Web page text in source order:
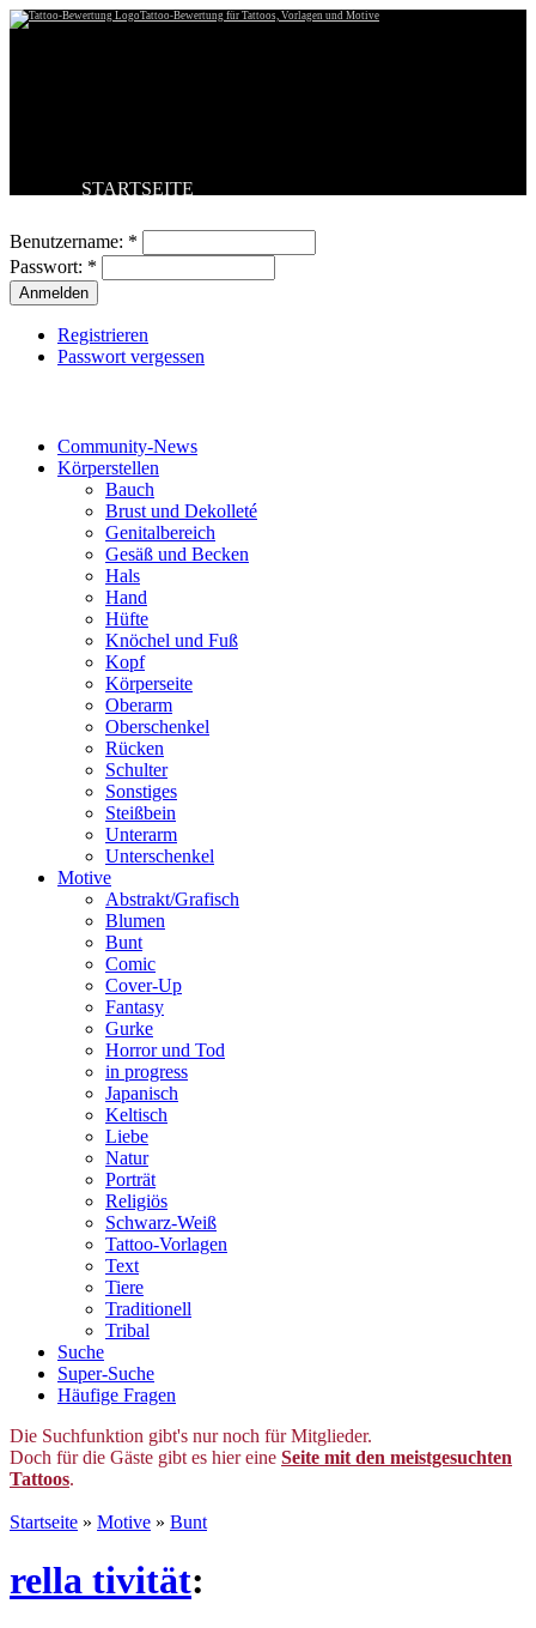
Tattoo-Bewertung für Tattoos, Vorlagen und Motive
STARTSEITE
BESTE TATTOOS
NEUESTE TATTOOS
KOMMENTARE
FORUM
Benutzername: *
Passwort: *
Registrieren
Passwort vergessen
Community-News
Körperstellen
Bauch
Brust und Dekolleté
Genitalbereich
Gesäß und Becken
Hals
Hand
Hüfte
Knöchel und Fuß
Kopf
Körperseite
Oberarm
Oberschenkel
Rücken
Schulter
Sonstiges
Steißbein
Unterarm
Unterschenkel
Motive
Abstrakt/Grafisch
Blumen
Bunt
Comic
Cover-Up
Fantasy
Gurke
Horror und Tod
in progress
Japanisch
Keltisch
Liebe
Natur
Porträt
Religiös
Schwarz-Weiß
Tattoo-Vorlagen
Text
Tiere
Traditionell
Tribal
Suche
Super-Suche
Häufige Fragen
Die Suchfunktion gibt's nur noch für Mitglieder.
Doch für die Gäste gibt es hier eine Seite mit den meistgesuchten
Tattoos.
Startseite » Motive » Bunt
rella tivität: